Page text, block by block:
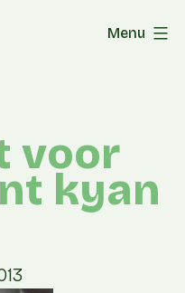
Menu
voor
kyan